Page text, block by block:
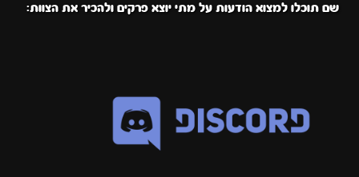
שם תוכלו למצוא הודעות על מתי יוצא פרקים ולהכיר את הצוות: